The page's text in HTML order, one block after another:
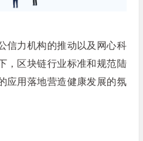
信力机构的推动以及网心科
，区块链行业标准和规范陆
应用落地营造健康发展的氛